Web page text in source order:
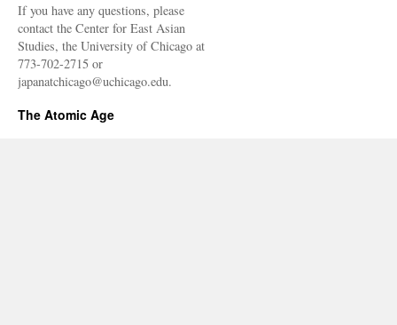
If you have any questions, please
contact the Center for East Asian
Studies, the University of Chicago at
773-702-2715 or
japanatchicago@uchicago.edu.
The Atomic Age